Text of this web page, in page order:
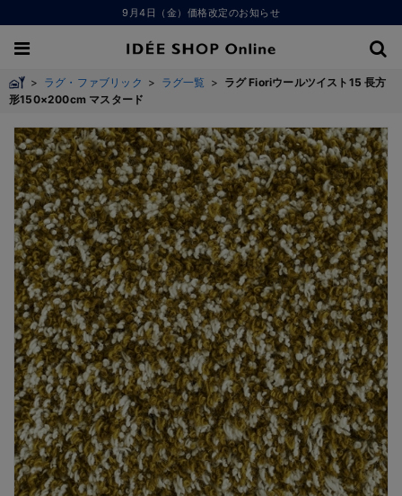
9月4日（金）価格改定のお知らせ
> ラグ・ファブリック > ラグ一覧 > ラグ Fioriウールツイスト15 長方
形150×200cm マスタード